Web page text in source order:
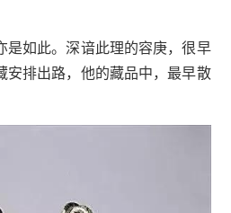
是如此。深谙此理的容庚，很早
安排出路，他的藏品中，最早散